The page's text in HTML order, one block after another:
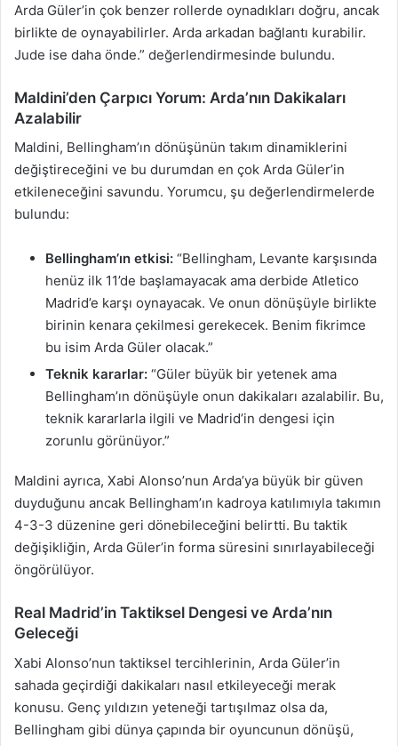
Arda Güler’in çok benzer rollerde oynadıkları doğru, ancak
birlikte de oynayabilirler. Arda arkadan bağlantı kurabilir.
Jude ise daha önde.” değerlendirmesinde bulundu.
Maldini’den Çarpıcı Yorum: Arda’nın Dakikaları
Azalabilir
Maldini, Bellingham’ın dönüşünün takım dinamiklerini
değiştireceğini ve bu durumdan en çok Arda Güler’in
etkileneceğini savundu. Yorumcu, şu değerlendirmelerde
bulundu:
Bellingham’ın etkisi: “Bellingham, Levante karşısında
henüz ilk 11’de başlamayacak ama derbide Atletico
Madrid’e karşı oynayacak. Ve onun dönüşüyle birlikte
birinin kenara çekilmesi gerekecek. Benim fikrimce
bu isim Arda Güler olacak.”
Teknik kararlar: “Güler büyük bir yetenek ama
Bellingham’ın dönüşüyle onun dakikaları azalabilir. Bu,
teknik kararlarla ilgili ve Madrid’in dengesi için
zorunlu görünüyor.”
Maldini ayrıca, Xabi Alonso’nun Arda’ya büyük bir güven
duyduğunu ancak Bellingham’ın kadroya katılımıyla takımın
4-3-3 düzenine geri dönebileceğini belirtti. Bu taktik
değişikliğin, Arda Güler’in forma süresini sınırlayabileceği
öngörülüyor.
Real Madrid’in Taktiksel Dengesi ve Arda’nın
Geleceği
Xabi Alonso’nun taktiksel tercihlerinin, Arda Güler’in
sahada geçirdiği dakikaları nasıl etkileyeceği merak
konusu. Genç yıldızın yeteneği tartışılmaz olsa da,
Bellingham gibi dünya çapında bir oyuncunun dönüşü,